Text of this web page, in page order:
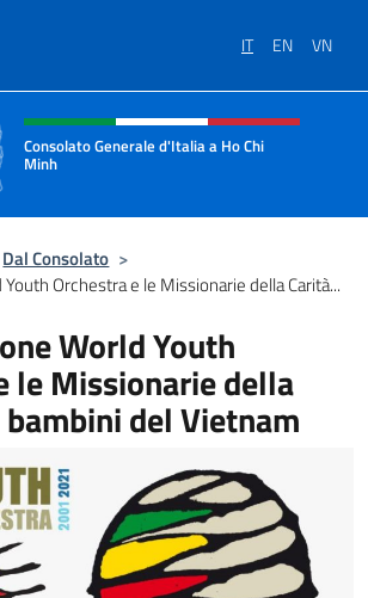
IT EN VN
sito, social e menù
Consolato Generale d'Italia a Ho Chi
Minh
Dal Consolato >
Orchestra e le Missionarie della Carità...
World Youth
le Missionarie della
del Vietnam